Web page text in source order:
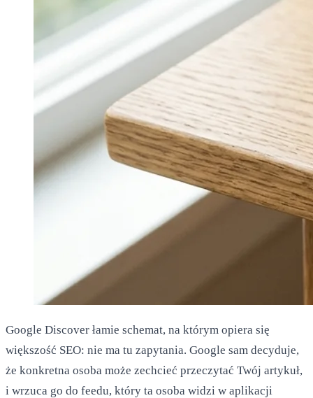
Google Discover łamie schemat, na którym opiera się
większość SEO: nie ma tu zapytania. Google sam decyduje,
że konkretna osoba może zechcieć przeczytać Twój artykuł,
i wrzuca go do feedu, który ta osoba widzi w aplikacji